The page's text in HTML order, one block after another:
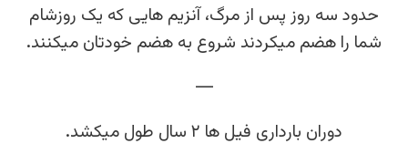
حدود سه روز پس از مرگ، آنزیم هایی که یک روزشام
شما را هضم میکردند شروع به هضم خودتان میکنند.
—
دوران بارداری فیل ها ۲ سال طول میکشد.